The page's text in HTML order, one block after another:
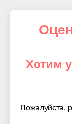
Хотим
Пожалуйста,